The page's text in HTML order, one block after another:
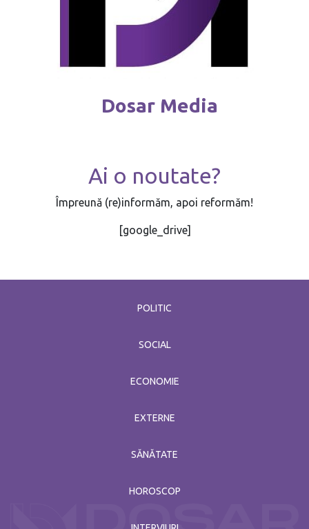
Dosar Media
Ai o noutate?
Împreună (re)informăm, apoi reformăm!
[google_drive]
POLITIC
SOCIAL
ECONOMIE
EXTERNE
SĂNĂTATE
HOROSCOP